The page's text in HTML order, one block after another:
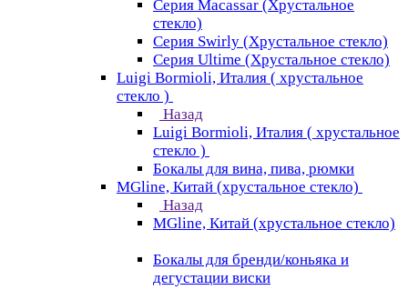
Серия Macassar (Хрустальное
стекло)
Серия Swirly (Хрустальное стекло)
Серия Ultime (Хрустальное стекло)
Luigi Bormioli, Италия ( хрустальное
стекло )
Назад
Luigi Bormioli, Италия ( хрустальное
стекло )
Бокалы для вина, пива, рюмки
MGline, Китай (хрустальное стекло)
Назад
MGline, Китай (хрустальное стекло)
Бокалы для бренди/коньяка и
дегустации виски